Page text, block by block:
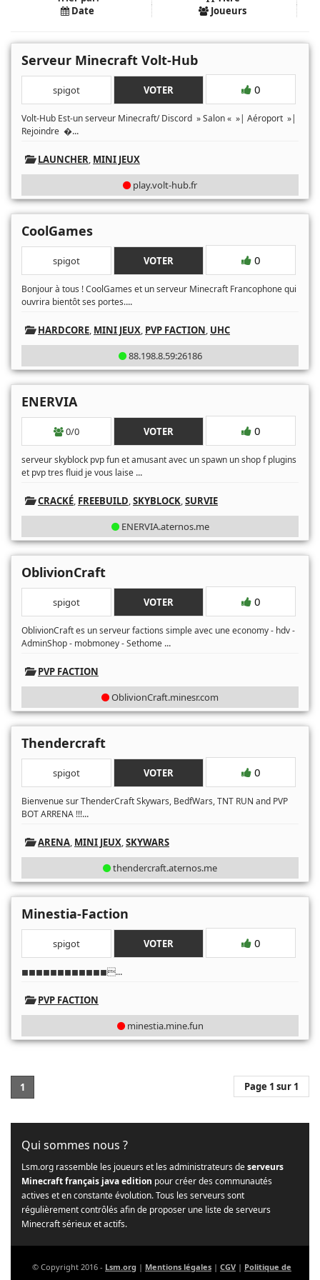
Date
Joueurs
Serveur Minecraft Volt-Hub
spigot VOTER 0
Volt-Hub Est-un serveur Minecraft/ Discord » Salon « »| Aéroport »|
Rejoindre �...
LAUNCHER, MINI JEUX
play.volt-hub.fr
CoolGames
spigot VOTER 0
Bonjour à tous ! CoolGames et un serveur Minecraft Francophone qui
ouvrira bientôt ses portes....
HARDCORE, MINI JEUX, PVP FACTION, UHC
88.198.8.59:26186
ENERVIA
0/0 VOTER 0
serveur skyblock pvp fun et amusant avec un spawn un shop f plugins
et pvp tres fluid je vous laise ...
CRACKÉ, FREEBUILD,SKYBLOCK,SURVIE
ENERVIA.aternos.me
OblivionCraft
spigot VOTER 0
OblivionCraft es un serveur factions simple avec une economy - hdv -
AdminShop - mobmoney - Sethome ...
PVP FACTION
OblivionCraft.minesr.com
Thendercraft
spigot VOTER 0
Bienvenue sur ThenderCraft Skywars, BedfWars, TNT RUN and PVP
BOT ARRENA !!!...
ARENA, MINI JEUX,SKYWARS
thendercraft.aternos.me
Minestia-Faction
spigot VOTER 0
◼◼◼◼◼◼◼◼◼◼◼◼...
PVP FACTION
minestia.mine.fun
1 Page 1 sur 1
Qui sommes nous ?
Lsm.org rassemble les joueurs et les administrateurs deserveurs
Minecraft français java edition pour créer des communautés
actives et en constante évolution. Tous les serveurs sont
régulièrement contrôlés afin de proposer une liste de serveurs
Minecraft sérieux et actifs.
© Copyright 2016 - Lsm.org | Mentions légales | CGV | Politique de